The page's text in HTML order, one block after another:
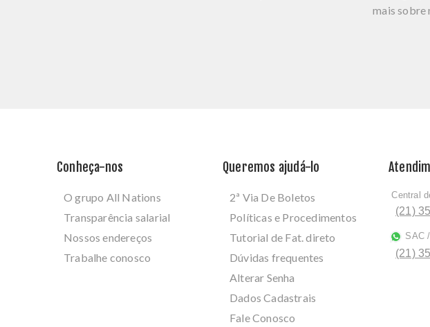
mais sobre
Conheça-nos
O grupo All Nations
Transparência salarial
Nossos endereços
Trabalhe conosco
Queremos ajudá-lo
2ª Via De Boletos
Políticas e Procedimentos
Tutorial de Fat. direto
Dúvidas frequentes
Alterar Senha
Dados Cadastrais
Fale Conosco
ﾠCentral
(21)
SAC
(21)